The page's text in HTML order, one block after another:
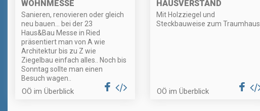
OHNMESSE
Sanieren, renovieren oder gleich
neu bauen… bei der 23
Haus&Bau Messe in Ried
präsentiert man von A wie
Architektur bis zu Z wie
Ziegelbau einfach alles.. Noch bis
Sonntag sollte man einen
Besuch wagen..
OÖ im Überblick
HAUSVERSTAND
Mit Holzziegel und
Steckbauweise zum Traumhaus
OÖ im Überblick